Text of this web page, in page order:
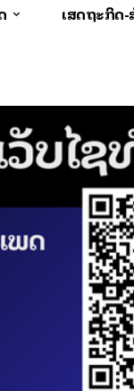
ເສດຖະກິດ